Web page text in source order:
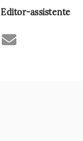
Editor-assistente